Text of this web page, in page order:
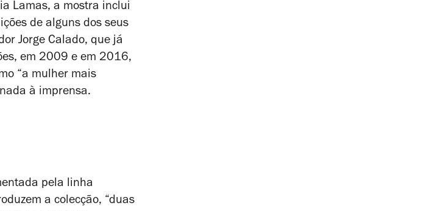
Lamas, a mostra inclui
de alguns dos seus
Jorge Calado, que já
em 2009 e em 2016,
“a mulher mais
à imprensa.
pela linha
a colecção, “duas